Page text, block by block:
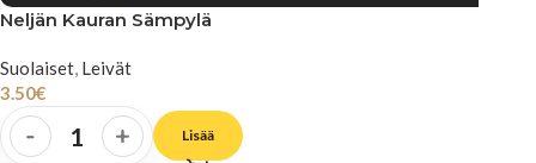
Neljän Kauran Sämpylä
Suolaiset, Leivät
3.50€
- + Lisää